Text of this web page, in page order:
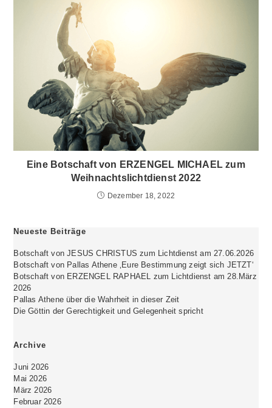
Eine Botschaft von ERZENGEL MICHAEL zum
Weihnachtslichtdienst 2022
Dezember 18, 2022
Neueste Beiträge
Botschaft von JESUS CHRISTUS zum Lichtdienst am 27.06.2026
Botschaft von Pallas Athene ‚Eure Bestimmung zeigt sich JETZT‘
Botschaft von ERZENGEL RAPHAEL zum Lichtdienst am 28.März
2026
Pallas Athene über die Wahrheit in dieser Zeit
Die Göttin der Gerechtigkeit und Gelegenheit spricht
Archive
Juni 2026
Mai 2026
März 2026
Februar 2026